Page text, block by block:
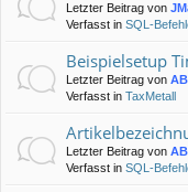
Letzter Beitrag von
Verfasst in SQL-
Beispielsetup
Letzter Beitrag von
Verfasst in TaxMetall
Letzter Beitrag von
Verfasst in SQL-